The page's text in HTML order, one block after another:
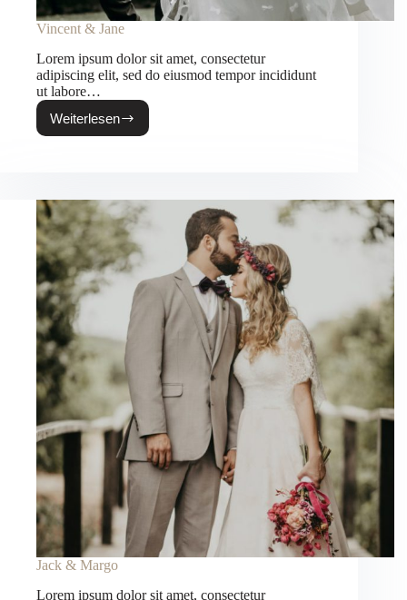
Vincent & Jane
Lorem ipsum dolor sit amet, consectetur
adipiscing elit, sed do eiusmod tempor incididunt
ut labore…
Weiterlesen
Vincent
&
Jack & Margo
Lorem ipsum dolor sit amet, consectetur